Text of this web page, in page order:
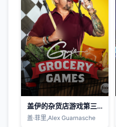
盖伊的杂货店游戏第三十八季
盖·菲里,Alex Guarnasche